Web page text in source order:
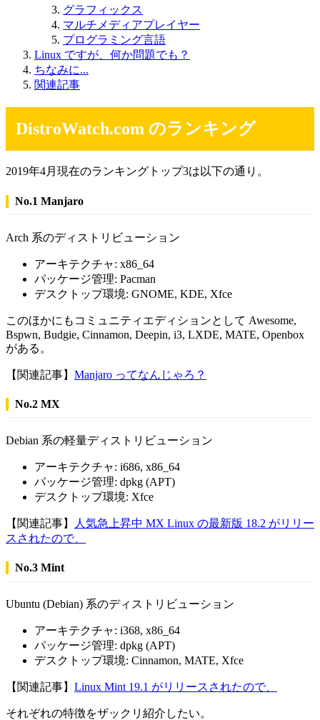
グラフィックス
マルチメディアプレイヤー
プログラミング言語
Linux ですが、何か問題でも？
ちなみに...
関連記事
DistroWatch.com のランキング
2019年4月現在のランキングトップ3は以下の通り。
No.1 Manjaro
Arch 系のディストリビューション
アーキテクチャ: x86_64
パッケージ管理: Pacman
デスクトップ環境: GNOME, KDE, Xfce
このほかにもコミュニティエディションとして Awesome,
Bspwn, Budgie, Cinnamon, Deepin, i3, LXDE, MATE, Openbox
がある。
【関連記事】 Manjaro ってなんじゃろ？
No.2 MX
Debian 系の軽量ディストリビューション
アーキテクチャ: i686, x86_64
パッケージ管理: dpkg (APT)
デスクトップ環境: Xfce
【関連記事】
人気急上昇中 MX Linux の最新版 18.2 がリリー
スされたので、
No.3 Mint
Ubuntu (Debian) 系のディストリビューション
アーキテクチャ: i368, x86_64
パッケージ管理: dpkg (APT)
デスクトップ環境: Cinnamon, MATE, Xfce
【関連記事】 Linux Mint 19.1 がリリースされたので、
それぞれの特徴をザックリ紹介したい。